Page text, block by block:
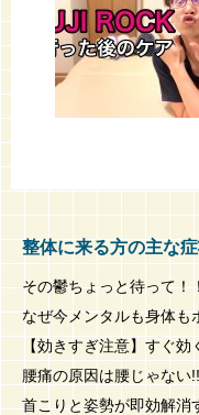
整体に来る方の主な
その鬱ちょっと待って！
なぜ今メンタルも身体も
【効きすぎ注意】すぐ効
腰痛の原因は腰じゃない
首こりと姿勢が即効解消